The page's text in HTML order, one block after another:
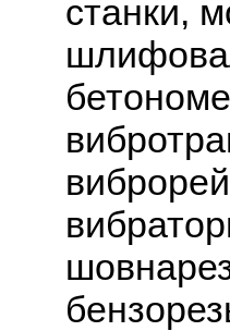
станки,